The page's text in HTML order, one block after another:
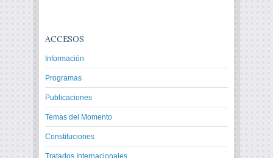
ACCESOS
Información
Programas
Publicaciones
Temas del Momento
Constituciones